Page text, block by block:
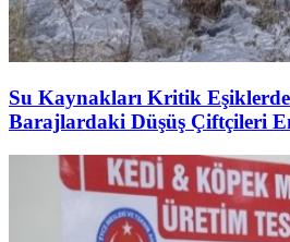
Su Kaynakları Kritik
Barajlardaki Düşüş Çiftçileri